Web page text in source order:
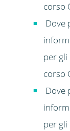
corso
Dove
per gli
corso
Dove
per gli